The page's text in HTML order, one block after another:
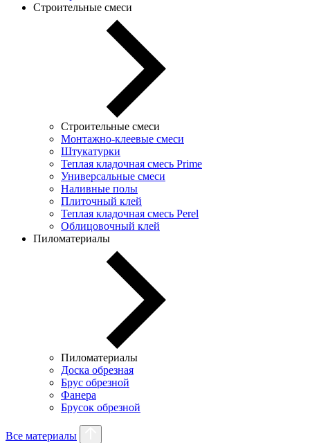
Строительные смеси
Строительные смеси
Монтажно-клеевые смеси
Штукатурки
Теплая кладочная смесь Prime
Универсальные смеси
Наливные полы
Плиточный клей
Теплая кладочная смесь Perel
Облицовочный клей
Пиломатериалы
Пиломатериалы
Доска обрезная
Брус обрезной
Фанера
Брусок обрезной
Все материалы